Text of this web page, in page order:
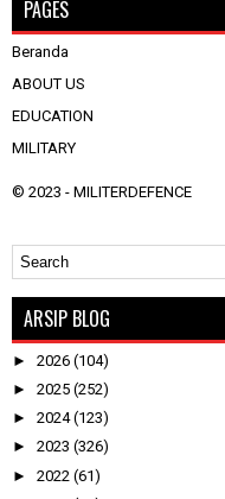
PAGES
Beranda
ABOUT US
EDUCATION
MILITARY
© 2023 - MILITERDEFENCE
ARSIP BLOG
► 2026 (104)
► 2025 (252)
► 2024(123)
► 2023 (326)
► 2022 (61)